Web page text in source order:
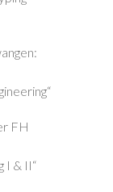
FH
I & II“